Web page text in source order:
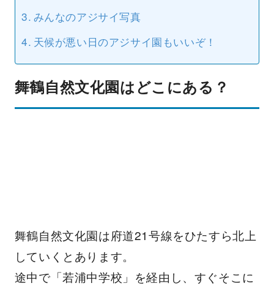
みんなのアジサイ写真
天候が悪い日のアジサイ園もいいぞ！
舞鶴自然文化園はどこにある？
舞鶴自然文化園は府道21号線をひたすら北上
していくとあります。
途中で「若浦中学校」を経由し、すぐそこに